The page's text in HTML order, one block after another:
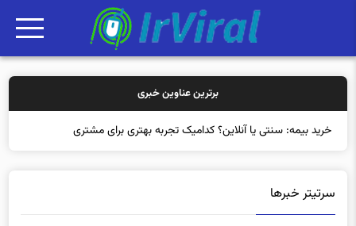
برترین عناوین خبری
خرید بیمه: سنتی یا آنلاین؟ کدامیک تجربه بهتری برای مشتریان ایجاد
سرتیتر خبرها